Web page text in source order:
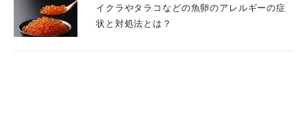
イクラやタラコなどの魚卵のアレルギーの症
状と対処法とは？